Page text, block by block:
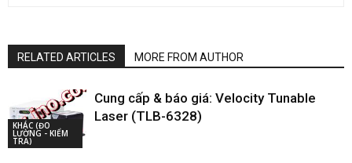
RELATED ARTICLES MORE FROM AUTHOR
KHÁC (ĐO
LƯỜNG - KIỂM
TRA)
Cung cấp & báo giá: Velocity Tunable
Laser (TLB-6328)